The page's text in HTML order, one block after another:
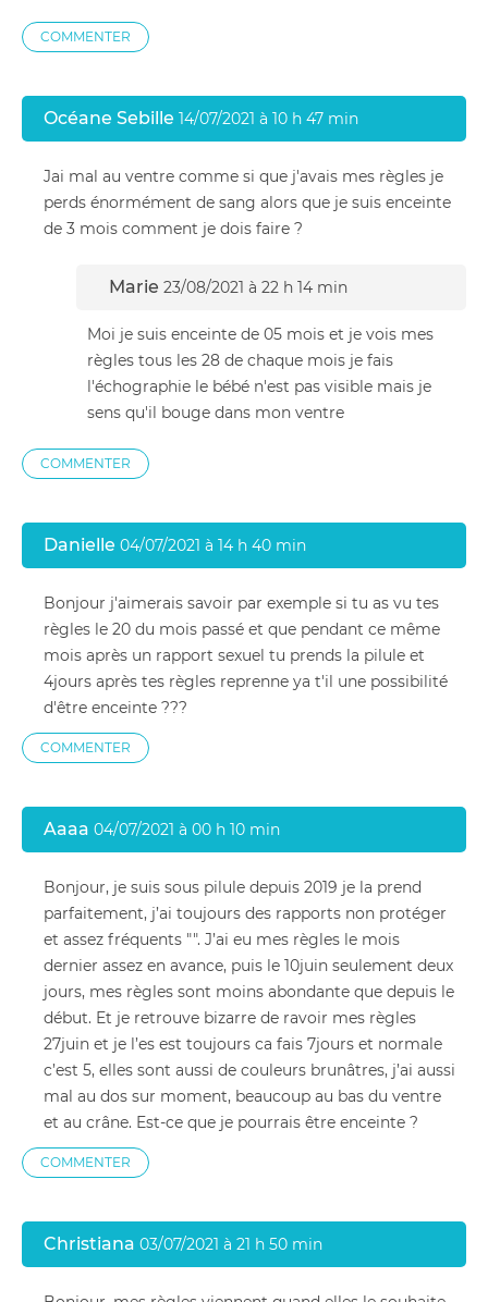
COMMENTER
Océane Sebille 14/07/2021 à 10 h 47 min
Jai mal au ventre comme si que j'avais mes règles je
perds énormément de sang alors que je suis enceinte
de 3 mois comment je dois faire ?
Marie 23/08/2021 à 22 h 14 min
Moi je suis enceinte de 05 mois et je vois mes
règles tous les 28 de chaque mois je fais
l'échographie le bébé n'est pas visible mais je
sens qu'il bouge dans mon ventre
COMMENTER
Danielle 04/07/2021 à 14 h 40 min
Bonjour j'aimerais savoir par exemple si tu as vu tes
règles le 20 du mois passé et que pendant ce même
mois après un rapport sexuel tu prends la pilule et
4jours après tes règles reprenne ya t'il une possibilité
d'être enceinte ???
COMMENTER
Aaaa 04/07/2021 à 00 h 10 min
Bonjour, je suis sous pilule depuis 2019 je la prend
parfaitement, j’ai toujours des rapports non protéger
et assez fréquents "". J’ai eu mes règles le mois
dernier assez en avance, puis le 10juin seulement deux
jours, mes règles sont moins abondante que depuis le
début. Et je retrouve bizarre de ravoir mes règles
27juin et je l’es est toujours ca fais 7jours et normale
c’est 5, elles sont aussi de couleurs brunâtres, j’ai aussi
mal au dos sur moment, beaucoup au bas du ventre
et au crâne. Est-ce que je pourrais être enceinte ?
COMMENTER
Christiana 03/07/2021 à 21 h 50 min